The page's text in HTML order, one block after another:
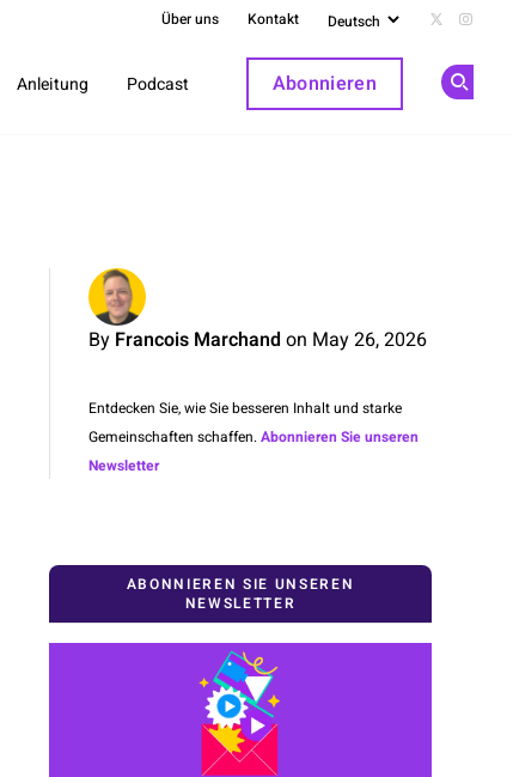
Über uns Kontakt Follow
Anleitung Podcast Abonnieren
By Francois Marchand on May 26, 2026
Entdecken Sie, wie Sie besseren Inhalt und starke
Gemeinschaften schaffen. Abonnieren Sie unseren
Newsletter
ABONNIEREN SIE UNSEREN
NEWSLETTER